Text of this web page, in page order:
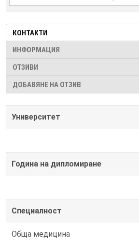
КОНТАКТИ
ИНФОРМАЦИЯ
ОТЗИВИ
ДОБАВЯНЕ НА ОТЗИВ
Университет
Година на дипломиране
Специалност
Обща медицина